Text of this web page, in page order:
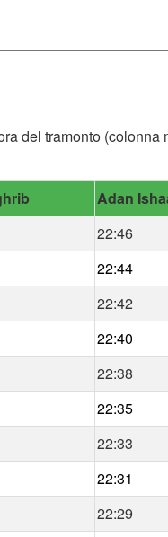
del tramonto (colonna
Adan
22:46
22:44
22:42
22:40
22:38
22:35
22:33
22:31
22:29